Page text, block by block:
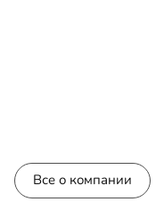
Все о компании